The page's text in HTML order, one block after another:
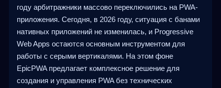
году арбитражники массово переключились на PWA-
приложения. Сегодня, в 2026 году, ситуация с банами
нативных приложений не изменилась, и Progressive
Web Apps остаются основным инструментом для
работы с серыми вертикалями. На этом фоне
EpicPWA предлагает комплексное решение для
создания и управления PWA без технических